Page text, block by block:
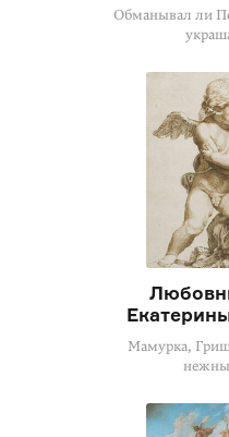
Обманывал ли
Мамурка,